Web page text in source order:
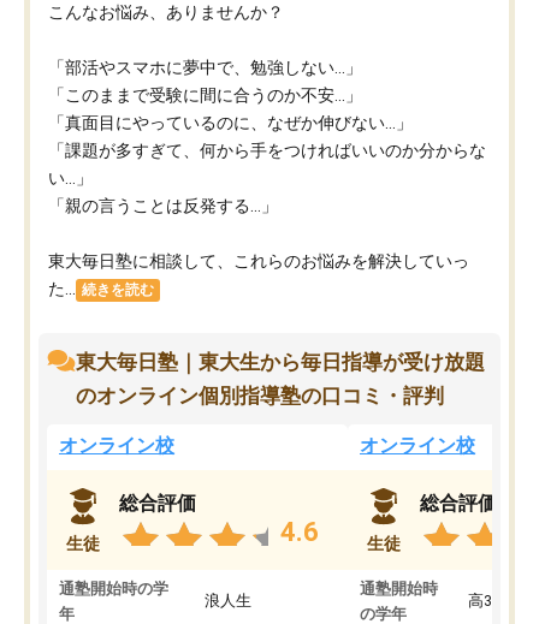
こんなお悩み、ありませんか？
「部活やスマホに夢中で、勉強しない…」
「このままで受験に間に合うのか不安…」
「真面目にやっているのに、なぜか伸びない…」
「課題が多すぎて、何から手をつければいいのか分からな
い…」
「親の言うことは反発する…」
東大毎日塾に相談して、これらのお悩みを解決していっ
た...
続きを読む
東大毎日塾｜東大生から毎日指導が受け放題
のオンライン個別指導塾の口コミ・評判
オンライン校
生徒
総合評価
4.6
通塾開始時の学
年
浪人生
オンライン校
生徒
総合評価
通塾開始時
の学年
高3